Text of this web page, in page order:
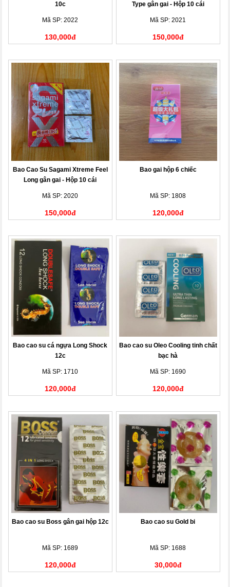
10c
Mã SP: 2022
130,000đ
Type gân gai - Hộp 10 cái
Mã SP: 2021
150,000đ
Bao Cao Su Sagami Xtreme Feel
Long gân gai - Hộp 10 cái
Mã SP: 2020
150,000đ
Bao gai hộp 6 chiếc
Mã SP: 1808
120,000đ
Bao cao su cá ngựa Long Shock
12c
Mã SP: 1710
120,000đ
Bao cao su Oleo Cooling tinh chất
bạc hà
Mã SP: 1690
120,000đ
Bao cao su Boss gân gai hộp 12c
Mã SP: 1689
120,000đ
Bao cao su Gold bi
Mã SP: 1688
30,000đ